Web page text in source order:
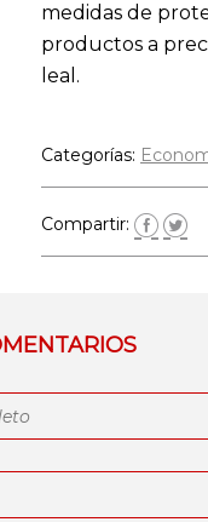
medidas de
productos a
leal.
Categorías:
Compartir: